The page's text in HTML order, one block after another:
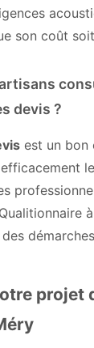
son coût
devis ?
est un bon
projet